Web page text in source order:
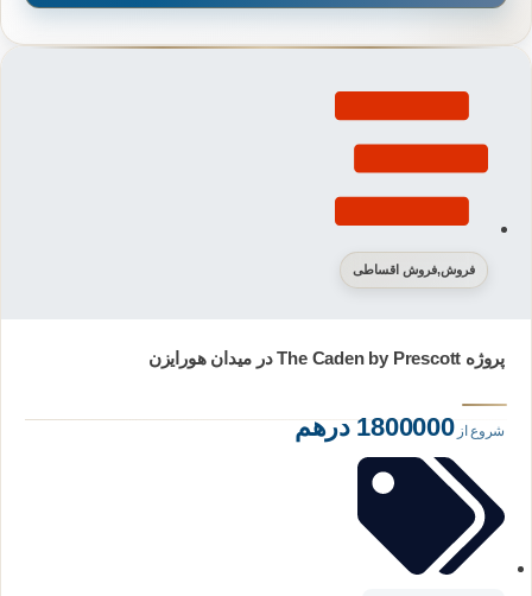
پروژه The Caden by Prescott در میدان هورایزن
فروش,فروش اقساطی
شروع از1800000 درهم